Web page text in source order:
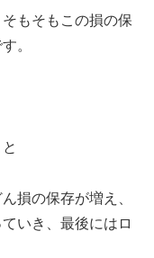
もそもこの損の保
。
損の保存が増え、
いき、最後にはロ